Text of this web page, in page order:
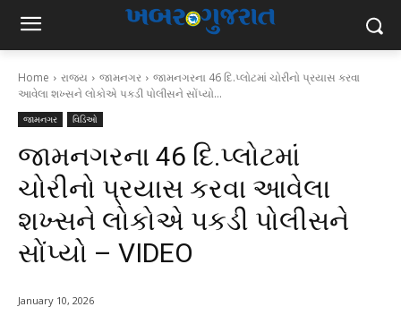
Home રાજ્ય જામનગર
જામનગરના 46 દિ.પ્લોટમાં ચોરીનો પ્રયાસ કરવા
આવેલા શખ્સને લોકોએ પકડી પોલીસને સોંપ્યો...
જામનગર વિડિઓ
જામનગરના 46 દિ.પ્લોટમાં
ચોરીનો પ્રયાસ કરવા આવેલા
શખ્સને લોકોએ પકડી પોલીસને
સોંપ્યો – VIDEO
January 10, 2026